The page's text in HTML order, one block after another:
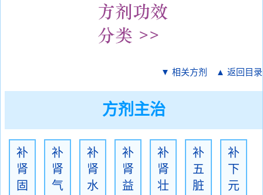
▼ 相关方剂 ▲ 返回目录
方剂主治
补
肾
固
补
肾
气
补
肾
水
补
肾
益
补
肾
壮
补
五
脏
补
下
元